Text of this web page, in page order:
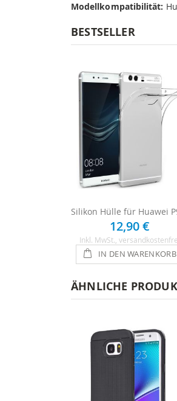
Modellkompatibilität:
BESTSELLER
12,90 €
Inkl. MwSt. ,
IN DEN WARENKORB
ÄHNLICHE